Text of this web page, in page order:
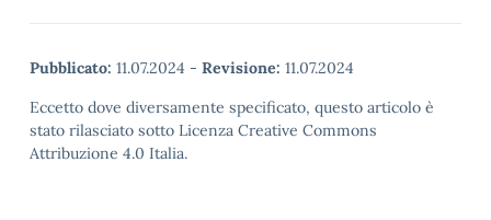
Pubblicato: 11.07.2024 - Revisione: 11.07.2024
Eccetto dove diversamente specificato, questo articolo è
stato rilasciato sotto Licenza Creative Commons
Attribuzione 4.0 Italia.